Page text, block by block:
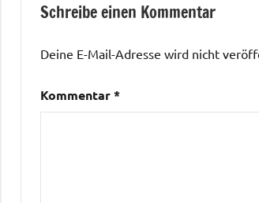
Schreibe einen Kommentar
Deine E-Mail-Adresse wird nicht
Kommentar*